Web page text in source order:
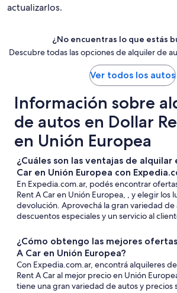
actualizarlos.
¿No encuentras lo que estás
Descubre todas las opciones de alquiler de
Ver todos los autos
Información sobre
de autos en Dollar
en Unión Europea
¿Cuáles son las ventajas de alquilar
Car en Unión Europea con
En Expedia.com.ar, podés encontrar
Rent A Car en Unión Europea, , y elegir los
devolución. Aprovechá la gran variedad de
descuentos especiales y un servicio al
¿Cómo obtengo las mejores
A Car en Unión Europea?
Con Expedia.com.ar, encontrá alquileres
Rent A Car al mejor precio en Unión
tiene una gran variedad de autos y precios